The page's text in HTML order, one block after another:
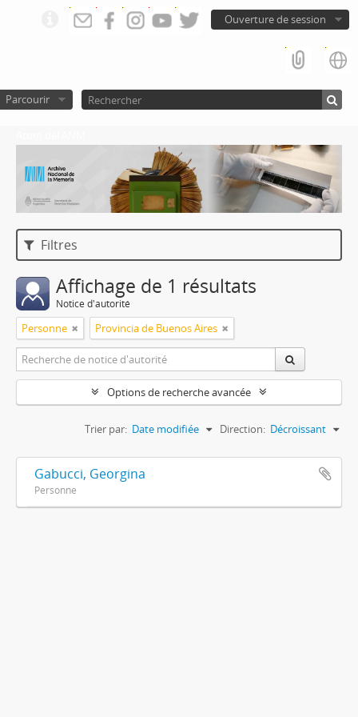
Ouverture de session
Parcourir
Filtres
Affichage de 1 résultats
Notice d'autorité
Personne Provincia de Buenos Aires
Options de recherche avancée
Trier par: Date modifiée Direction: Décroissant
Gabucci, Georgina
Personne